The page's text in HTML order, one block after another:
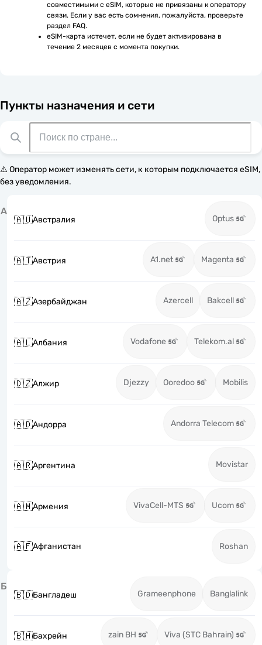
совместимыми с eSIM, которые не привязаны к оператору
связи. Если у вас есть сомнения, пожалуйста, проверьте
раздел FAQ.
eSIM-карта истечет, если не будет активирована в
течение 2 месяцев с момента покупки.
Пункты назначения и сети
⚠️ Оператор может изменять сети, к которым подключается eSIM,
без уведомления.
А
🇦🇺Австралия Optus
🇦🇹Австрия A1.net Magenta
🇦🇿Азербайджан Azercell Bakcell
🇦🇱Албания Vodafone Telekom.al
🇩🇿Алжир Djezzy Ooredoo Mobilis
🇦🇩Андорра Andorra Telecom
🇦🇷Аргентина Movistar
🇦🇲Армения VivaCell-MTS Ucom
🇦🇫Афганистан Roshan
Б
🇧🇩Бангладеш Grameenphone Banglalink
🇧🇭Бахрейн zain BH Viva (STC Bahrain)